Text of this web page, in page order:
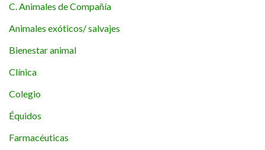
C. Animales de Compañía
Animales exóticos/ salvajes
Bienestar animal
Clínica
Colegio
Équidos
Farmacéuticas